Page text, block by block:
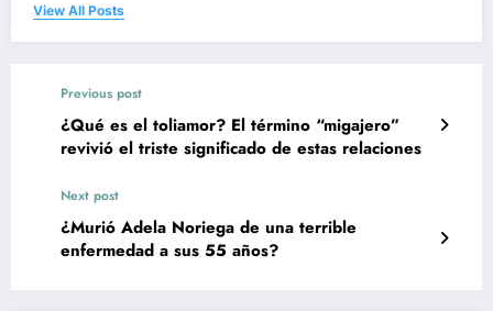
View All Posts
Previous post
¿Qué es el toliamor? El término “migajero”
revivió el triste significado de estas relaciones
Next post
¿Murió Adela Noriega de una terrible
enfermedad a sus 55 años?